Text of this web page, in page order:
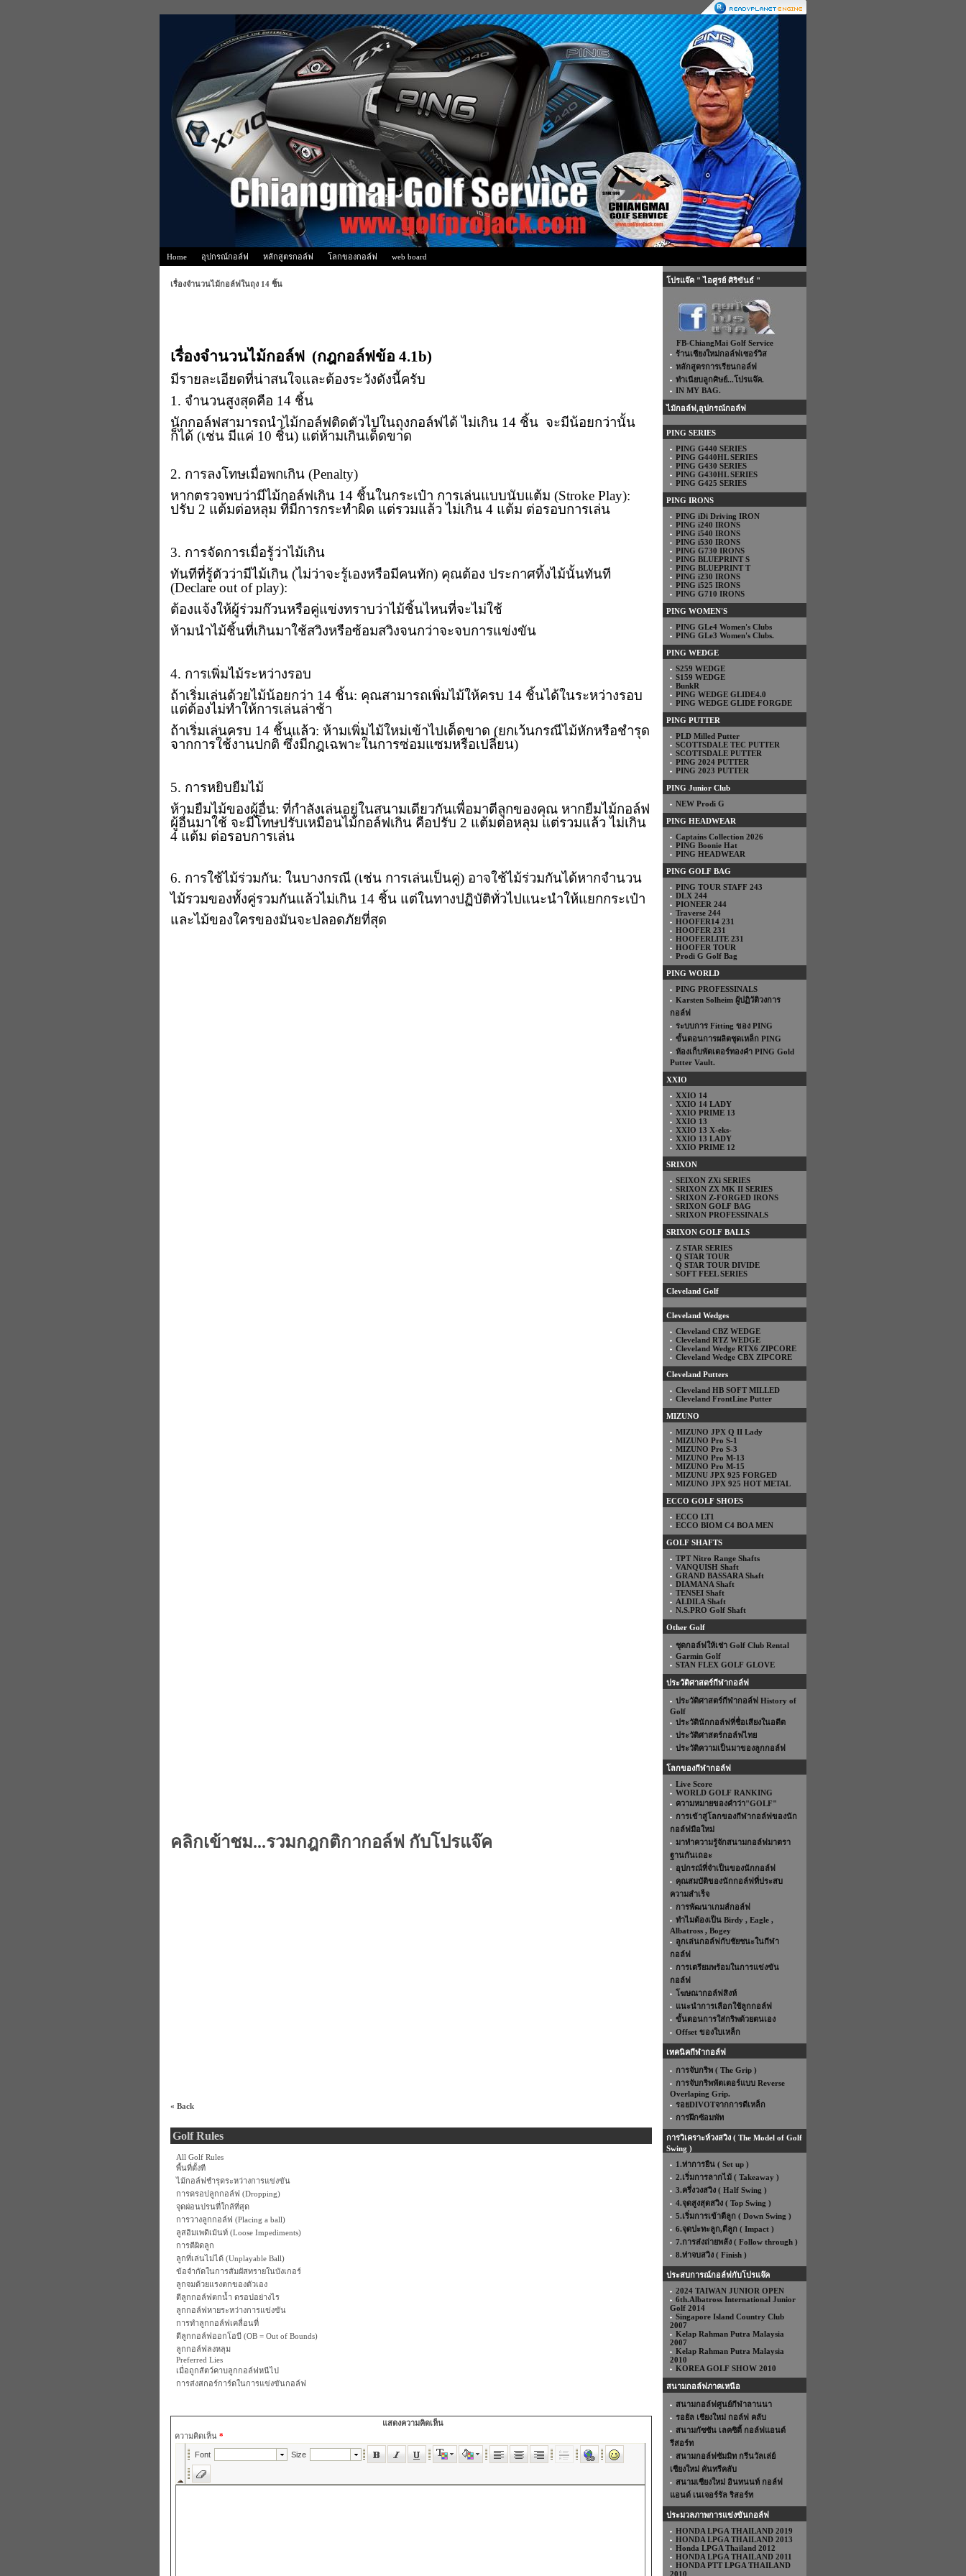
Home อุปกรณ์กอล์ฟ หลักสูตรกอล์ฟ โลกของกอล์ฟ web board
เรื่องจำนวนไม้กอล์ฟในถุง 14 ชิ้น
เรื่องจำนวนไม้กอล์ฟ (กฎกอล์ฟข้อ 4.1b)
มีรายละเอียดที่น่าสนใจและต้องระวังดังนี้ครับ
​1. จำนวนสูงสุดคือ 14 ชิ้น
​นักกอล์ฟสามารถนำไม้กอล์ฟติดตัวไปในถุงกอล์ฟได้ ไม่เกิน 14 ชิ้น จะมีน้อยกว่านั้น
ก็ได้ (เช่น มีแค่ 10 ชิ้น) แต่ห้ามเกินเด็ดขาด
2. การลงโทษเมื่อพกเกิน (Penalty)
​หากตรวจพบว่ามีไม้กอล์ฟเกิน 14 ชิ้นในกระเป๋า การเล่นแบบนับแต้ม (Stroke Play):
ปรับ 2 แต้มต่อหลุม ที่มีการกระทำผิด แต่รวมแล้ว ไม่เกิน 4 แต้ม ต่อรอบการเล่น
​3. การจัดการเมื่อรู้ว่าไม้เกิน
​ทันทีที่รู้ตัวว่ามีไม้เกิน (ไม่ว่าจะรู้เองหรือมีคนทัก) คุณต้อง ประกาศทิ้งไม้นั้นทันที
(Declare out of play):
​ต้องแจ้งให้ผู้ร่วมก๊วนหรือคู่แข่งทราบว่าไม้ชิ้นไหนที่จะไม่ใช้
​ห้ามนำไม้ชิ้นที่เกินมาใช้สวิงหรือซ้อมสวิงจนกว่าจะจบการแข่งขัน
4. การเพิ่มไม้ระหว่างรอบ
​ถ้าเริ่มเล่นด้วยไม้น้อยกว่า 14 ชิ้น: คุณสามารถเพิ่มไม้ให้ครบ 14 ชิ้นได้ในระหว่างรอบ
แต่ต้องไม่ทำให้การเล่นล่าช้า
​ถ้าเริ่มเล่นครบ 14 ชิ้นแล้ว: ห้ามเพิ่มไม้ใหม่เข้าไปเด็ดขาด (ยกเว้นกรณีไม้หักหรือชำรุด
จากการใช้งานปกติ ซึ่งมีกฎเฉพาะในการซ่อมแซมหรือเปลี่ยน)
5. การหยิบยืมไม้
​ห้ามยืมไม้ของผู้อื่น: ที่กำลังเล่นอยู่ในสนามเดียวกันเพื่อมาตีลูกของคุณ หากยืมไม้กอล์ฟ
ผู้อื่นมาใช้ จะมีโทษปรับเหมือนไม้กอล์ฟเกิน คือปรับ 2 แต้มต่อหลุม แต่รวมแล้ว ไม่เกิน
4 แต้ม ต่อรอบการเล่น
6. การใช้ไม้ร่วมกัน: ในบางกรณี (เช่น การเล่นเป็นคู่) อาจใช้ไม้ร่วมกันได้หากจำนวน
ไม้รวมของทั้งคู่รวมกันแล้วไม่เกิน 14 ชิ้น แต่ในทางปฏิบัติทั่วไปแนะนำให้แยกกระเป๋า
และไม้ของใครของมันจะปลอดภัยที่สุด
คลิกเข้าชม...รวมกฎกติกากอล์ฟ กับโปรแจ๊ค
« Back
Golf Rules
All Golf Rules
พื้นที่ตั้งที
ไม้กอล์ฟชำรุดระหว่างการแข่งขัน
การดรอปลูกกอล์ฟ (Dropping)
จุดผ่อนปรนที่ใกล้ที่สุด
การวางลูกกอล์ฟ (Placing a ball)
ลูสอิมเพดิเม้นท์ (Loose Impediments)
การตีผิดลูก
ลูกที่เล่นไม่ได้ (Unplayable Ball)
ข้อจำกัดในการสัมผัสทรายในบังเกอร์
ลูกจมด้วยแรงตกของตัวเอง
ตีลูกกอล์ฟตกน้ำ ดรอปอย่างไร
ลูกกอล์ฟหายระหว่างการแข่งขัน
การทำลูกกอล์ฟเคลื่อนที่
ตีลูกกอล์ฟออกโอบี (OB = Out of Bounds)
ลูกกอล์ฟลงหลุม
Preferred Lies
เมื่อถูกสัตว์คาบลูกกอล์ฟหนีไป
การส่งสกอร์การ์ดในการแข่งขันกอล์ฟ
แสดงความคิดเห็น
ความคิดเห็น *
โปรแจ๊ค " ไอศูรย์ ศิริขันธ์ "
FB-ChiangMai Golf Service
ร้านเชียงใหม่กอล์ฟเซอร์วิส
หลักสูตรการเรียนกอล์ฟ
ทำเนียบลูกศิษย์...โปรแจ๊ค.
IN MY BAG.
ไม้กอล์ฟ,อุปกรณ์กอล์ฟ
PING SERIES
PING G440 SERIES
PING G440HL SERIES
PING G430 SERIES
PING G430HL SERIES
PING G425 SERIES
PING IRONS
PING iDi Driving IRON
PING i240 IRONS
PING i540 IRONS
PING i530 IRONS
PING G730 IRONS
PING BLUEPRINT S
PING BLUEPRINT T
PING i230 IRONS
PING i525 IRONS
PING G710 IRONS
PING WOMEN'S
PING GLe4 Women's Clubs
PING GLe3 Women's Clubs.
PING WEDGE
S259 WEDGE
S159 WEDGE
BunkR
PING WEDGE GLIDE4.0
PING WEDGE GLIDE FORGDE
PING PUTTER
PLD Milled Putter
SCOTTSDALE TEC PUTTER
SCOTTSDALE PUTTER
PING 2024 PUTTER
PING 2023 PUTTER
PING Junior Club
NEW Prodi G
PING HEADWEAR
Captains Collection 2026
PING Boonie Hat
PING HEADWEAR
PING GOLF BAG
PING TOUR STAFF 243
DLX 244
PIONEER 244
Traverse 244
HOOFER14 231
HOOFER 231
HOOFERLITE 231
HOOFER TOUR
Prodi G Golf Bag
PING WORLD
PING PROFESSINALS
Karsten Solheim ผู้ปฏิวัติวงการ
กอล์ฟ
ระบบการ Fitting ของ PING
ขั้นตอนการผลิตชุดเหล็ก PING
ห้องเก็บพัตเตอร์ทองคำ PING Gold
Putter Vault.
XXIO
XXIO 14
XXIO 14 LADY
XXIO PRIME 13
XXIO 13
XXIO 13 X-eks-
XXIO 13 LADY
XXIO PRIME 12
SRIXON
SEIXON ZXi SERIES
SRIXON ZX MK II SERIES
SRIXON Z-FORGED IRONS
SRIXON GOLF BAG
SRIXON PROFESSINALS
SRIXON GOLF BALLS
Z STAR SERIES
Q STAR TOUR
Q STAR TOUR DIVIDE
SOFT FEEL SERIES
Cleveland Golf
Cleveland Wedges
Cleveland CBZ WEDGE
Cleveland RTZ WEDGE
Cleveland Wedge RTX6 ZIPCORE
Cleveland Wedge CBX ZIPCORE
Cleveland Putters
Cleveland HB SOFT MILLED
Cleveland FrontLine Putter
MIZUNO
MIZUNO JPX Q II Lady
MIZUNO Pro S-1
MIZUNO Pro S-3
MIZUNO Pro M-13
MIZUNO Pro M-15
MIZUNU JPX 925 FORGED
MIZUNO JPX 925 HOT METAL
ECCO GOLF SHOES
ECCO LT1
ECCO BIOM C4 BOA MEN
GOLF SHAFTS
TPT Nitro Range Shafts
VANQUISH Shaft
GRAND BASSARA Shaft
DIAMANA Shaft
TENSEI Shaft
ALDILA Shaft
N.S.PRO Golf Shaft
Other Golf
ชุดกอล์ฟให้เช่า Golf Club Rental
Garmin Golf
STAN FLEX GOLF GLOVE
ประวัติศาสตร์กีฬากอล์ฟ
ประวัติศาสตร์กีฬากอล์ฟ History of
Golf
ประวัตินักกอล์ฟที่ชื่อเสียงในอดีต
ประวัติศาสตร์กอล์ฟไทย
ประวัติความเป็นมาของลูกกอล์ฟ
โลกของกีฬากอล์ฟ
Live Score
WORLD GOLF RANKING
ความหมายของคำว่า"GOLF"
การเข้าสู่โลกของกีฬากอล์ฟของนัก
กอล์ฟมือใหม่
มาทำความรู้จักสนามกอล์ฟมาตรา
ฐานกันเถอะ
อุปกรณ์ที่จำเป็นของนักกอล์ฟ
คุณสมบัติของนักกอล์ฟที่ประสบ
ความสำเร็จ
การพัฒนาเกมส์กอล์ฟ
ทำไมต้องเป็น Birdy , Eagle ,
Albatross , Bogey
ลูกเล่นกอล์ฟกับชัยชนะในกีฬา
กอล์ฟ
การเตรียมพร้อมในการแข่งขัน
กอล์ฟ
โฆษณากอล์ฟสิงห์
แนะนำการเลือกใช้ลูกกอล์ฟ
ขั้นตอนการใส่กริพด้วยตนเอง
Offset ของใบเหล็ก
เทคนิคกีฬากอล์ฟ
การจับกริพ ( The Grip )
การจับกริพพัตเตอร์แบบ Reverse
Overlaping Grip.
รอยDIVOTจากการตีเหล็ก
การฝึกซ้อมพัท
การวิเคราะห์วงสวิง ( The Model of Golf
Swing )
1.ท่าการยืน ( Set up )
2.เริ่มการลากไม้ ( Takeaway )
3.ครึ่งวงสวิง ( Half Swing )
4.จุดสูงสุดสวิง ( Top Swing )
5.เริ่มการเข้าตีลูก ( Down Swing )
6.จุดปะทะลูก,ตีลูก ( Impact )
7.การส่งถ่ายพลัง ( Follow through )
8.ท่าจบสวิง ( Finish )
ประสบการณ์กอล์ฟกับโปรแจ๊ค
2024 TAIWAN JUNIOR OPEN
6th.Albatross International Junior
Golf 2014
Singapore Island Country Club
2007
Kelap Rahman Putra Malaysia
2007
Kelap Rahman Putra Malaysia
2010
KOREA GOLF SHOW 2010
สนามกอล์ฟภาคเหนือ
สนามกอล์ฟศูนย์กีฬาลานนา
รอยัล เชียงใหม่ กอล์ฟ คลับ
สนามกัซซัน เลคซิตี้ กอล์ฟแอนด์
รีสอร์ท
สนามกอล์ฟซัมมิท กรีนวัลเล่ย์
เชียงใหม่ คันทรีคลับ
สนามเชียงใหม่ อินทนนท์ กอล์ฟ
แอนด์ เนเจอร์รัล ริสอร์ท
ประมวลภาพการแข่งขันกอล์ฟ
HONDA LPGA THAILAND 2019
HONDA LPGA THAILAND 2013
Honda LPGA Thailand 2012
HONDA LPGA THAILAND 2011
HONDA PTT LPGA THAILAND
2010